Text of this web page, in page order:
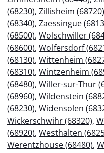
(68230), Zillisheim (68720)
(68340), Zaessingue
(68500), Wolschwiller
(68600), Wolfersdorf
(68130), Wittenheim
(68310), Wintzenheim
(68480), Willer-sur-Thur
(68960), Wildenstein
(68230), Widensolen
Wickerschwihr (68320),
(68920), Westhalten
Werentzhouse (68480),